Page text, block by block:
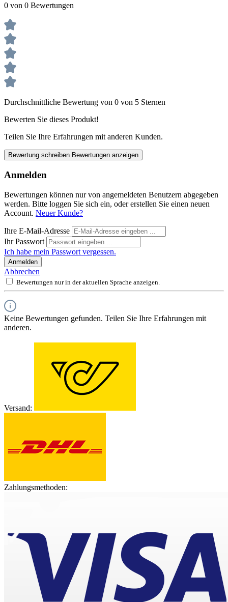
0 von 0 Bewertungen
Durchschnittliche Bewertung von 0 von 5 Sternen
Bewerten Sie dieses Produkt!
Teilen Sie Ihre Erfahrungen mit anderen Kunden.
Bewertung schreiben Bewertungen anzeigen
Anmelden
Bewertungen können nur von angemeldeten Benutzern abgegeben
werden. Bitte loggen Sie sich ein, oder erstellen Sie einen neuen
Account. Neuer Kunde?
Ihre E-Mail-Adresse
Ihr Passwort
Ich habe mein Passwort vergessen.
Anmelden
Abbrechen
Bewertungen nur in der aktuellen Sprache anzeigen.
Keine Bewertungen gefunden. Teilen Sie Ihre Erfahrungen mit
anderen.
Versand:
Zahlungsmethoden: